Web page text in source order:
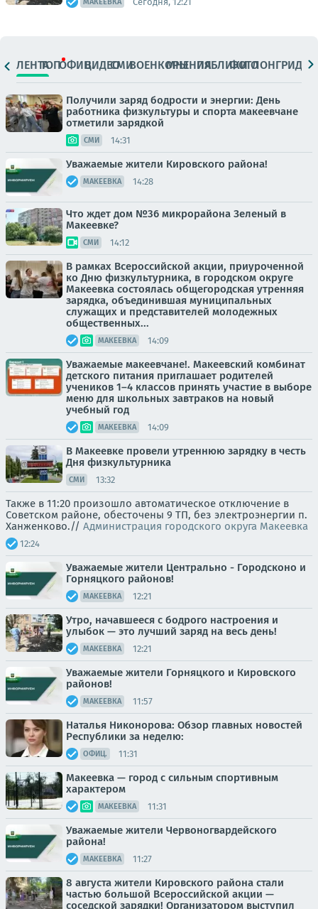
ЛЕНТАТОПОФИЦ.ВИДЕОСМИВОЕНКОРЫМНЕНИЯПАБЛИКИ
ФОТОЛОНГРИДЫ
Получили заряд бодрости и энергии: День
работника физкультуры и спорта макеевчане
отметили зарядкой
СМИ 14:31
Уважаемые жители Кировского района!
МАКЕЕВКА 14:28
Что ждет дом №36 микрорайона Зеленый в
Макеевке?
СМИ 14:12
В рамках Всероссийской акции, приуроченной
ко Дню физкультурника, в городском округе
Макеевка состоялась общегородская утренняя
зарядка, объединившая муниципальных
служащих и представителей молодежных
общественных...
МАКЕЕВКА 14:09
Уважаемые макеевчане!. Макеевский комбинат
детского питания приглашает родителей
учеников 1–4 классов принять участие в выборе
меню для школьных завтраков на новый
учебный год
МАКЕЕВКА 14:09
В Макеевке провели утреннюю зарядку в честь
Дня физкультурника
СМИ 13:32
Также в 11:20 произошло автоматическое отключение в
Советском районе, обесточены 9 ТП, без электроэнергии п.
Ханженково.// Администрация городского округа Макеевка
12:24
Уважаемые жители Центрально - Городсконо и
Горняцкого районов!
МАКЕЕВКА 12:21
Утро, начавшееся с бодрого настроения и
улыбок — это лучший заряд на весь день!
МАКЕЕВКА 12:21
Уважаемые жители Горняцкого и Кировского
районов!
МАКЕЕВКА 11:57
Наталья Никонорова: Обзор главных новостей
Республики за неделю:
ОФИЦ. 11:31
Макеевка — город с сильным спортивным
характером
МАКЕЕВКА 11:31
Уважаемые жители Червоногвардейского
района!
МАКЕЕВКА 11:27
8 августа жители Кировского района стали
частью большой Всероссийской акции —
соседской зарядки! Организатором выступил